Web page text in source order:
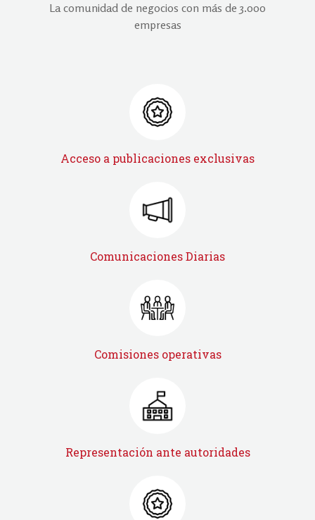
La comunidad de negocios con más de 3.000
empresas
Acceso a publicaciones exclusivas
Comunicaciones Diarias
Comisiones operativas
Representación ante autoridades